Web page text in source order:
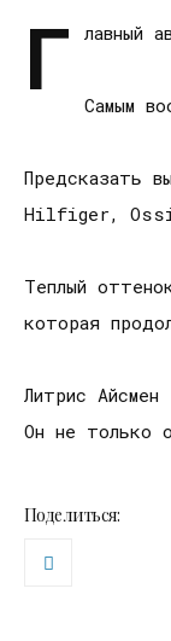
Г лавный
Самым
Предсказать
Hilfiger,
Теплый
которая
Литрис
Он не только
Поделиться: